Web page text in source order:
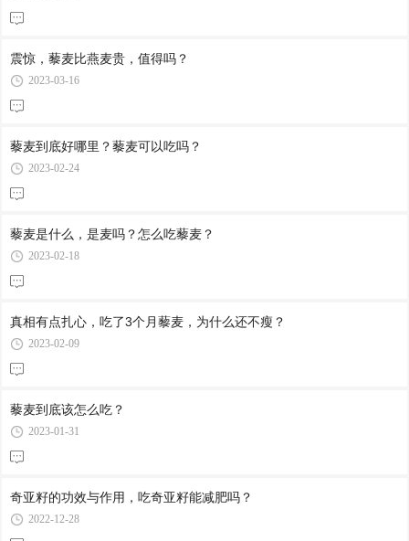
震惊，藜麦比燕麦贵，值得吗？
2023-03-16
藜麦到底好哪里？藜麦可以吃吗？
2023-02-24
藜麦是什么，是麦吗？怎么吃藜麦？
2023-02-18
真相有点扎心，吃了3个月藜麦，为什么还不瘦？
2023-02-09
藜麦到底该怎么吃？
2023-01-31
奇亚籽的功效与作用，吃奇亚籽能减肥吗？
2022-12-28